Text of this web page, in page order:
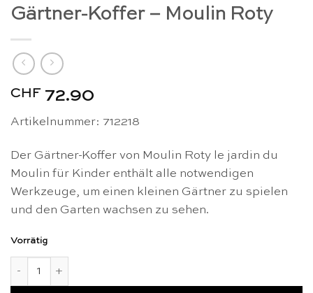
Gärtner-Koffer – Moulin Roty
CHF 72.90
Artikelnummer: 712218
Der Gärtner-Koffer von Moulin Roty le jardin du
Moulin für Kinder enthält alle notwendigen
Werkzeuge, um einen kleinen Gärtner zu spielen
und den Garten wachsen zu sehen.
Vorrätig